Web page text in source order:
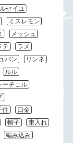
セイユ
ミスレモン
メッシュ
テ
ラメ
バン
リンネ
ルル
ーチェル
住
口金
帽子
束入れ
編み込み